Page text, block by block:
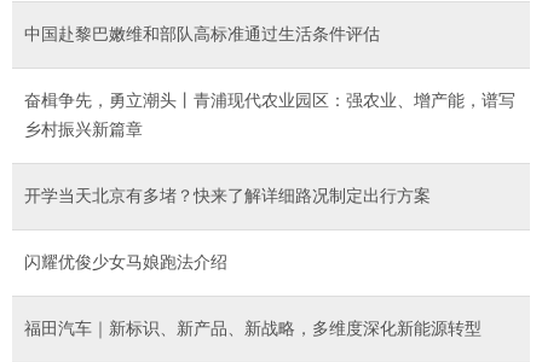
中国赴黎巴嫩维和部队高标准通过生活条件评估
奋楫争先，勇立潮头丨青浦现代农业园区：强农业、增产能，谱写
乡村振兴新篇章
开学当天北京有多堵？快来了解详细路况制定出行方案
闪耀优俊少女马娘跑法介绍
福田汽车｜新标识、新产品、新战略，多维度深化新能源转型